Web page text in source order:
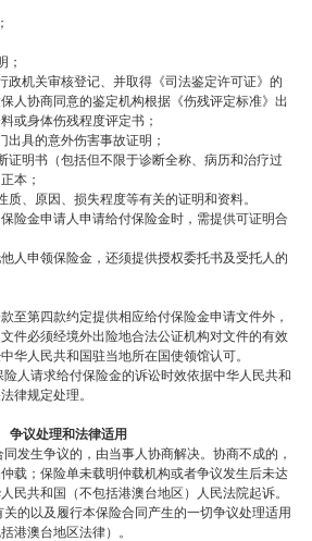
；
政机关审核登记、并取得《司法鉴定许可证》的
人协商同意的鉴定机构根据《伤残评定标准》出
或身体伤残程度评定书；
具的意外伤害事故证明；
证明书（包括但不限于诊断全称、病历和治疗过
本；
、原因、损失程度等有关的证明和资料。
险金申请人申请给付保险金时，需提供可证明合
人申领保险金，还须提供授权委托书及受托人的
至第四款约定提供相应给付保险金申请文件外，
件必须经境外出险地合法公证机构对文件的有效
华人民共和国驻当地所在国使领馆认可。
人请求给付保险金的诉讼时效依据中华人民共和
律规定处理。
争议处理和法律适用
发生争议的，由当事人协商解决。协商不成的，
载；保险单未载明仲载机构或者争议发生后未达
民共和国（不包括港澳台地区）人民法院起诉。
的以及履行本保险合同产生的一切争议处理适用
港澳台地区法律）。